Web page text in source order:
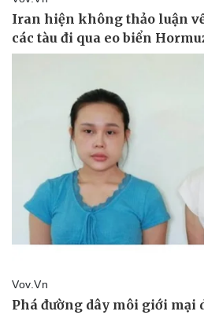
Bất động sản
Khởi nghiệp